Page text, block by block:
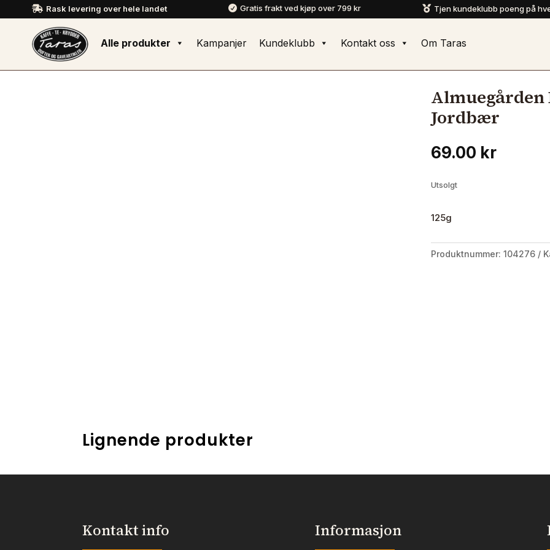
 Rask levering over hele landet  Gratis frakt ved kjøp over 799 kr  Tjen kundeklubb poeng på
Alle produkter Kampanjer Kundeklubb Kontakt oss Om Taras
Almuegården
Jordbær
69.00 kr
Utsolgt
125g
Produktnummer: 104276
Lignende produkter
Kontakt info Informasjon